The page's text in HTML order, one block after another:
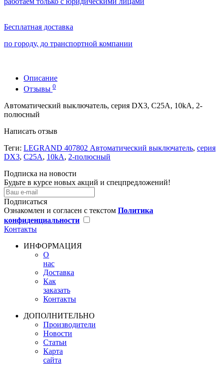
Бесплатная доставка
по городу, до транспортной компании
Описание
Отзывы 0
Автоматический выключатель, серия DX3, С25A, 10kA, 2-
полюсный
Написать отзыв
Теги: LEGRAND 407802 Автоматический выключатель, серия
DX3, С25A, 10kA, 2-полюсный
Подписка на новости
Будьте в курсе новых акций и спецпредложений!
Подписаться
Ознакомлен и согласен с текстом Политика
конфиденциальности
Контакты
ИНФОРМАЦИЯ
О
нас
Доставка
Как
заказать
Контакты
ДОПОЛНИТЕЛЬНО
Производители
Новости
Статьи
Карта
сайта